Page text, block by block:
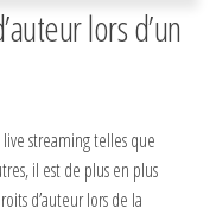
lors d’un
streaming telles que
il est de plus en plus
d’auteur lors de la